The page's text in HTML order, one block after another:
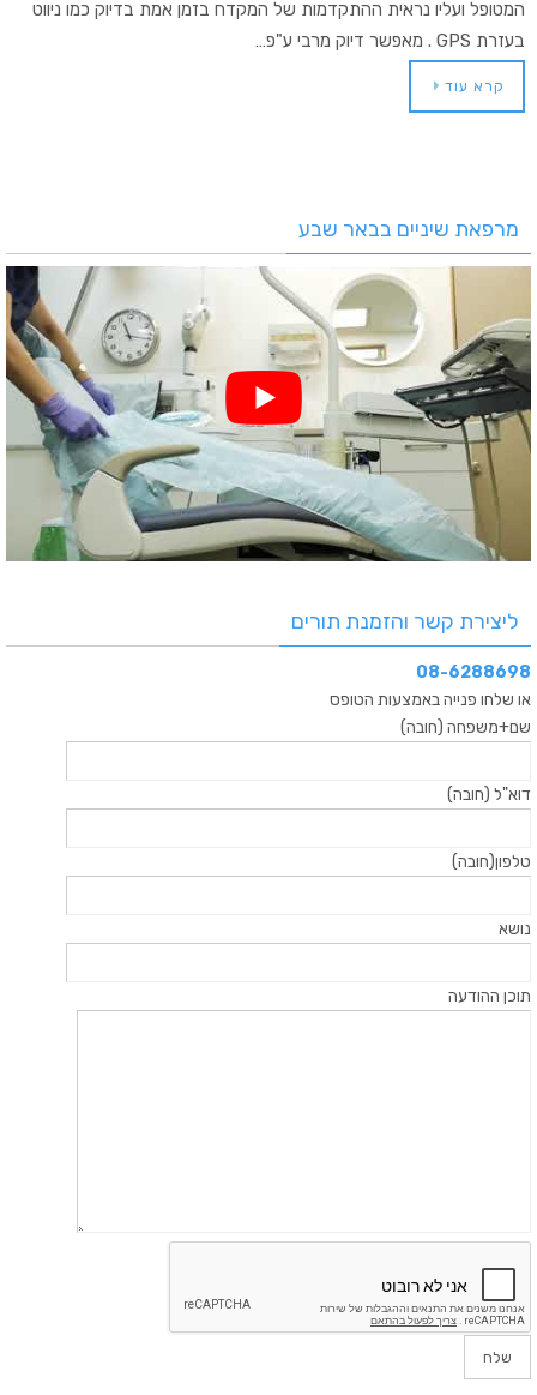
המטופל ועליו נראית ההתקדמות של המקדח בזמן אמת בדיוק כמו ניווט
בעזרת GPS . מאפשר דיוק מרבי ע"פ…
קרא עוד
מרפאת שיניים בבאר שבע
ליצירת קשר והזמנת תורים
08-6288698
או שלחו פנייה באמצעות הטופס
שם+משפחה (חובה)
דוא"ל (חובה)
טלפון(חובה)
נושא
תוכן ההודעה